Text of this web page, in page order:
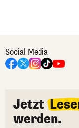
Social Media
Jetzt
werden.